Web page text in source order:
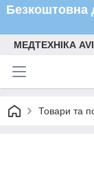
Безкоштовна
МЕДТЕХНІКА
Товари та